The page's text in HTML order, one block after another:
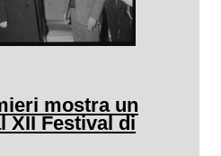
mostra un
XII Festival di